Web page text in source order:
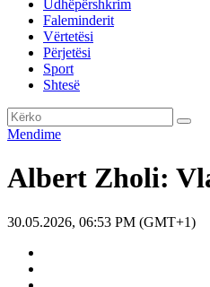
Udhëpërshkrim
Faleminderit
Vërtetësi
Përjetësi
Sport
Shtesë
Mendime
Albert Zholi:
30.05.2026, 06:53 PM (GMT+1)